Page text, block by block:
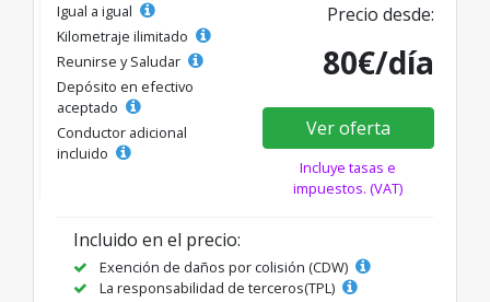
Igual a igual
Kilometraje ilimitado
Reunirse y Saludar
Depósito en efectivo
aceptado
Conductor adicional
incluido
Precio desde:
80€/día
Ver oferta
Incluye tasas e
impuestos. (VAT)
Incluido en el precio:
Exención de daños por colisión (CDW)
La responsabilidad de terceros(TPL)